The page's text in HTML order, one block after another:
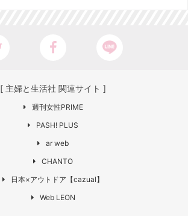
[ 主婦と生活社 関連サイト ]
週刊女性PRIME
PASH! PLUS
ar web
CHANTO
日本×アウトドア【cazual】
Web LEON